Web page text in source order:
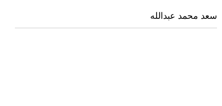
سعد محمد عبدالله